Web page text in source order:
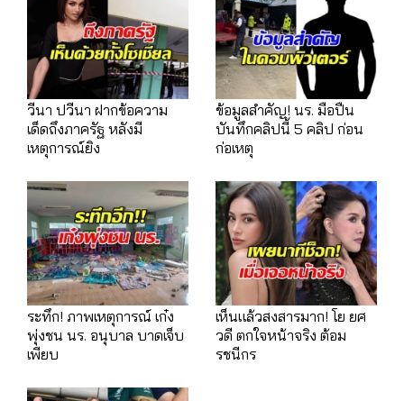
วีนา ปวีนา ฝากข้อความ
เด็ดถึงภาครัฐ หลังมี
เหตุการณ์ยิง
ข้อมูลสำคัญ! นร. มือปืน
บันทึกคลิปนี้ 5 คลิป ก่อน
ก่อเหตุ
ระทึก! ภาพเหตุการณ์ เก๋ง
พุ่งชน นร. อนุบาล บาดเจ็บ
เพียบ
เห็นแล้วสงสารมาก! โย ยศ
วดี ตกใจหน้าจริง ต้อม
รชนีกร